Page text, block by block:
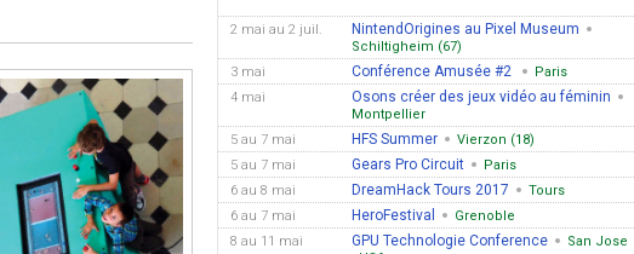
2 mai au 2 juil. NintendOrigines au Pixel Museum
Schiltigheim (67)
3 mai
Conférence Amusée #2
Paris
4 mai
Osons créer des jeux vidéo au féminin
Montpellier
5 au 7 mai
HFS Summer
Vierzon (18)
5 au 7 mai
Gears Pro Circuit
Paris
6 au 8 mai
DreamHack Tours 2017
Tours
6 au 7 mai
HeroFestival
Grenoble
8 au 11 mai
GPU Technologie Conference
San Jose